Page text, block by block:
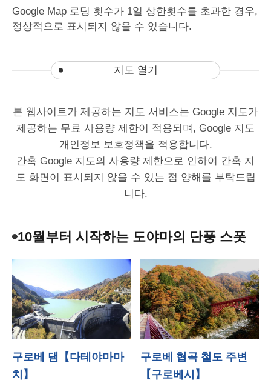
Google Map 로딩 횟수가 1일 상한횟수를 초과한 경우,
정상적으로 표시되지 않을 수 있습니다.
지도 열기
본 웹사이트가 제공하는 지도 서비스는 Google 지도가
제공하는 무료 사용량 제한이 적용되며, Google 지도
개인정보 보호정책을 적용합니다.
간혹 Google 지도의 사용량 제한으로 인하여 간혹 지
도 화면이 표시되지 않을 수 있는 점 양해를 부탁드립
니다.
10월부터 시작하는 도야마의 단풍 스폿
구로베 댐【다테야마마
치】
구로베 협곡 철도 주변
【구로베시】